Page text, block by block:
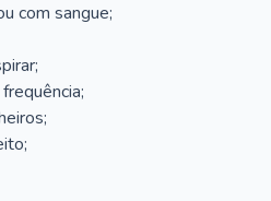
com sangue;